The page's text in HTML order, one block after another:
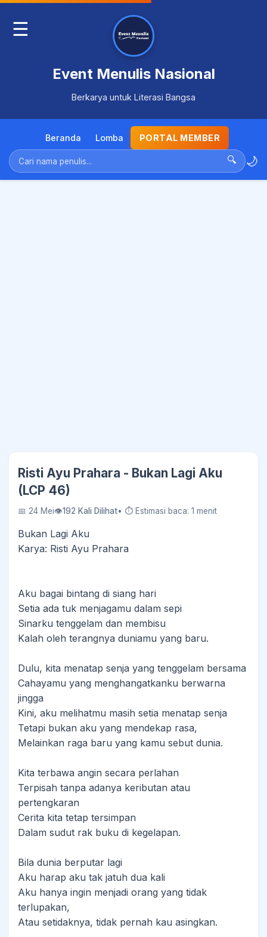
☰
Event Menulis Nasional
Berkarya untuk Literasi Bangsa
Beranda Lomba PORTAL MEMBER
🔍 🌙
Risti Ayu Prahara - Bukan Lagi Aku
(LCP 46)
📅 24 Mei👁192 Kali Dilihat• ⏱ Estimasi baca: 1 menit
Bukan Lagi Aku
Karya: Risti Ayu Prahara
Aku bagai bintang di siang hari
Setia ada tuk menjagamu dalam sepi
Sinarku tenggelam dan membisu
Kalah oleh terangnya duniamu yang baru.
Dulu, kita menatap senja yang tenggelam bersama
Cahayamu yang menghangatkanku berwarna
jingga
Kini, aku melihatmu masih setia menatap senja
Tetapi bukan aku yang mendekap rasa,
Melainkan raga baru yang kamu sebut dunia.
Kita terbawa angin secara perlahan
Terpisah tanpa adanya keributan atau
pertengkaran
Cerita kita tetap tersimpan
Dalam sudut rak buku di kegelapan.
Bila dunia berputar lagi
Aku harap aku tak jatuh dua kali
Aku hanya ingin menjadi orang yang tidak
terlupakan,
Atau setidaknya, tidak pernah kau asingkan.